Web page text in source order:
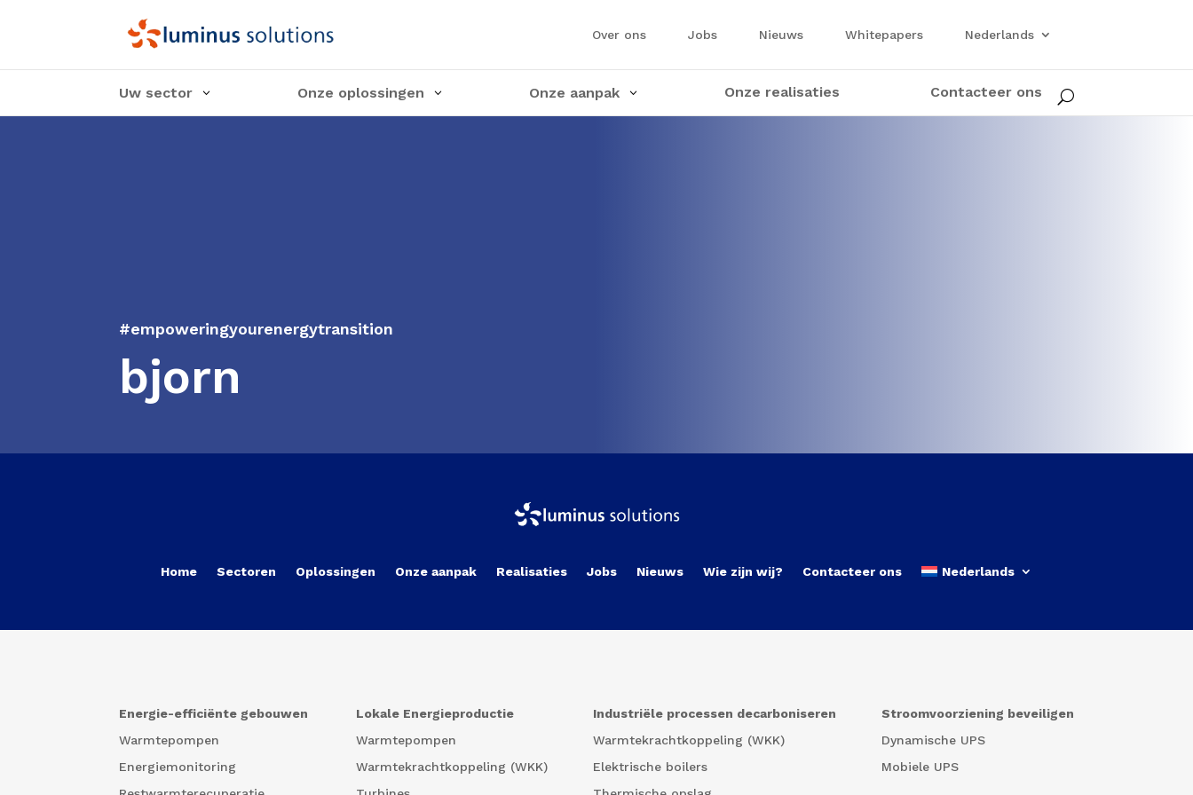
Over ons Jobs Nieuws Whitepapers Nederlands
Uw sector Onze oplossingen Onze aanpak Onze realisaties Contacteer ons U
#empoweringyourenergytransition
bjorn
Home Sectoren Oplossingen Onze aanpak Realisaties Jobs Nieuws Wie zijn wij? Contacteer ons Nederlands
Energie-efficiënte gebouwen
Warmtepompen
Energiemonitoring
Lokale Energieproductie
Warmtepompen
Warmtekrachtkoppeling (WKK)
Industriële processen decarboniseren
Warmtekrachtkoppeling (WKK)
Elektrische boilers
Stroomvoorziening beveiligen
Dynamische UPS
Mobiele UPS